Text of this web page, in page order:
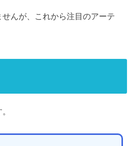
んが、これから注目のアーテ